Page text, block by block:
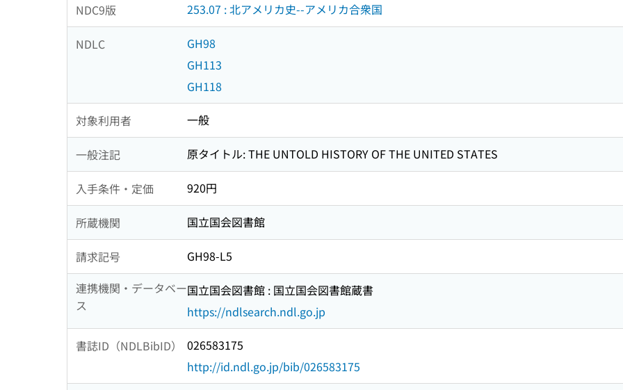
NDC9版 253.07 : 北アメリカ史--アメリカ合衆国
NDLC
GH98
GH113
GH118
対象利用者 一般
一般注記 原タイトル: THE UNTOLD HISTORY OF THE UNITED STATES
入手条件・定価 920円
所蔵機関 国立国会図書館
請求記号
GH98-L5
連携機関・データベー
ス
国立国会図書館 : 国立国会図書館蔵書
https://ndlsearch.ndl.go.jp
書誌ID（NDLBibID）
026583175
http://id.ndl.go.jp/bib/026583175